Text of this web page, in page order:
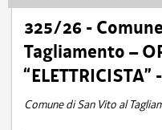
325/26 -
Tagliamento –
“ELETTRICISTA”
Comune di San Vito al